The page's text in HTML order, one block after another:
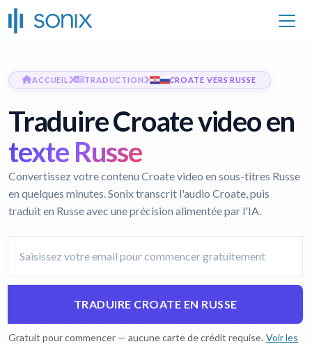
ACCUEIL TRADUCTION CROATE VERS RUSSE
Traduire Croate video en
texte Russe
Convertissez votre contenu Croate video en sous-titres Russe
en quelques minutes. Sonix transcrit l'audio Croate, puis
traduit en Russe avec une précision alimentée par l'IA.
TRADUIRE CROATE EN RUSSE
Gratuit pour commencer — aucune carte de crédit requise. Voir les